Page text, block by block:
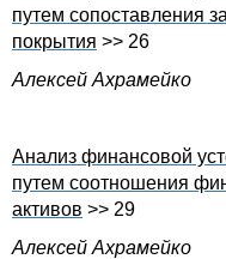
путем сопоставления
покрытия >> 26
Алексей Ахрамейко
Анализ финансовой
путем соотношения
активов >> 29
Алексей Ахрамейко